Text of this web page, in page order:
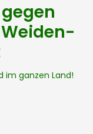
im ganzen Land!